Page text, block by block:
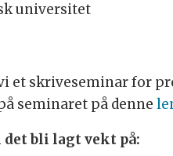
universitet
et skriveseminar for
seminaret på denne
bli lagt vekt på: